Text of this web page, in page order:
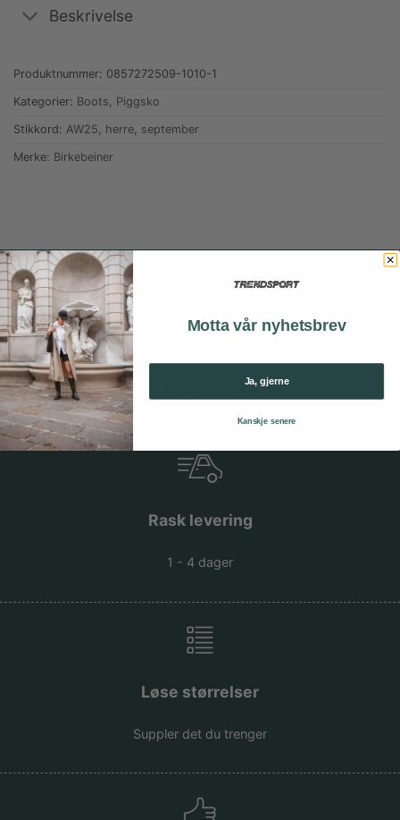
Beskrivelse
Produktnummer: 0857272509-1010-1
Kategorier: Boots, Piggsko
Stikkord: AW25, herre, september
Merke: Birkebeiner
Rask levering
1 - 4 dager
Løse størrelser
Suppler det du trenger
Motta vår nyhetsbrev
Ja, gjerne
Kanskje senere